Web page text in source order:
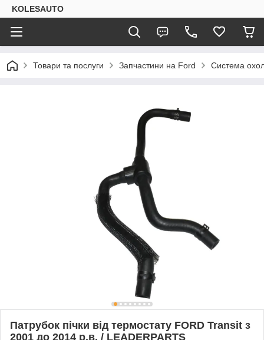
KOLESAUTO
Товари та послуги Запчастини на Ford Система
Патрубок пічки від термостату FORD Transit з
2001 до 2014 р.в. / LEADERPARTS